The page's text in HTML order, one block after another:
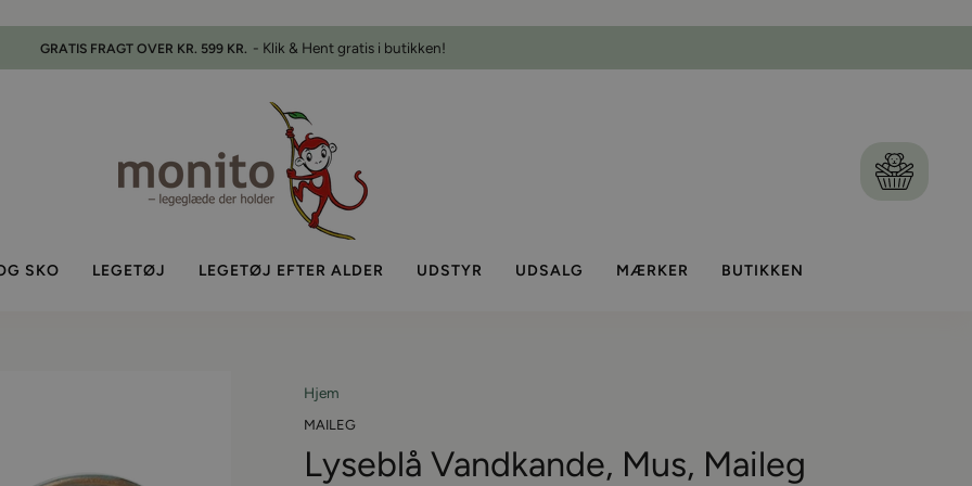
Pause
slideshow
SKO LEGETØJ LEGETØJ EFTER ALDER UDSTYR UDSALG MÆRKER BUTIKKEN
Hjem
MAILEG
Lyseblå Vandkande, Mus, Maileg